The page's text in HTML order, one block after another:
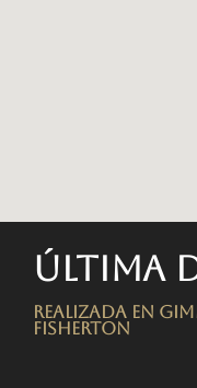
Última
Realizada en
FISHERTON